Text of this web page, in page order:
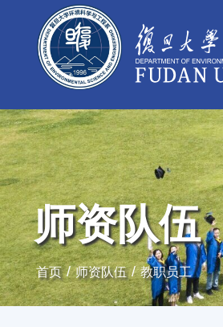
师资队伍
首页 / 师资队伍 / 教职员工